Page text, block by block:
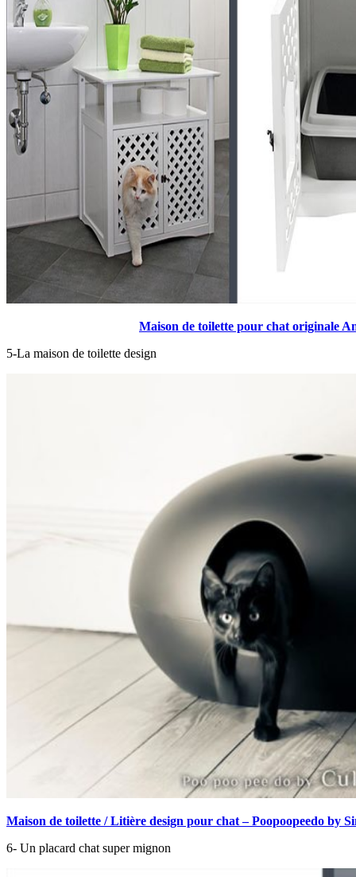
Maison de toilette pour chat originale
5-La maison de toilette design
Maison de toilette / Litière design pour chat – Poopoopeedo by
6- Un placard chat super mignon